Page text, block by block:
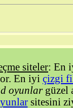
siteler: En
En iyi çizgi
oyunlargüzel
sitesini